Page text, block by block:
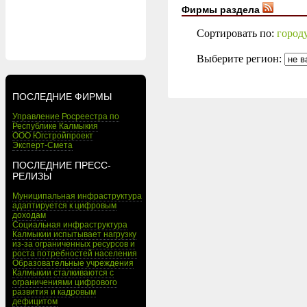
ПОСЛЕДНИЕ ФИРМЫ
Управление Росреестра по
Республике Калмыкия
ООО Югстройпроект
Эксперт-Смета
ПОСЛЕДНИЕ ПРЕСС-
РЕЛИЗЫ
Муниципальная инфраструктура
адаптируется к цифровым
доходам
Социальная инфраструктура
Калмыкии испытывает нагрузку
из-за ограниченных ресурсов и
роста потребностей населения
Образовательные учреждения
Калмыкии сталкиваются с
ограничениями цифрового
развития и кадровым
дефицитом
Фирмы раздела
Сортировать по:
Выберите регион: